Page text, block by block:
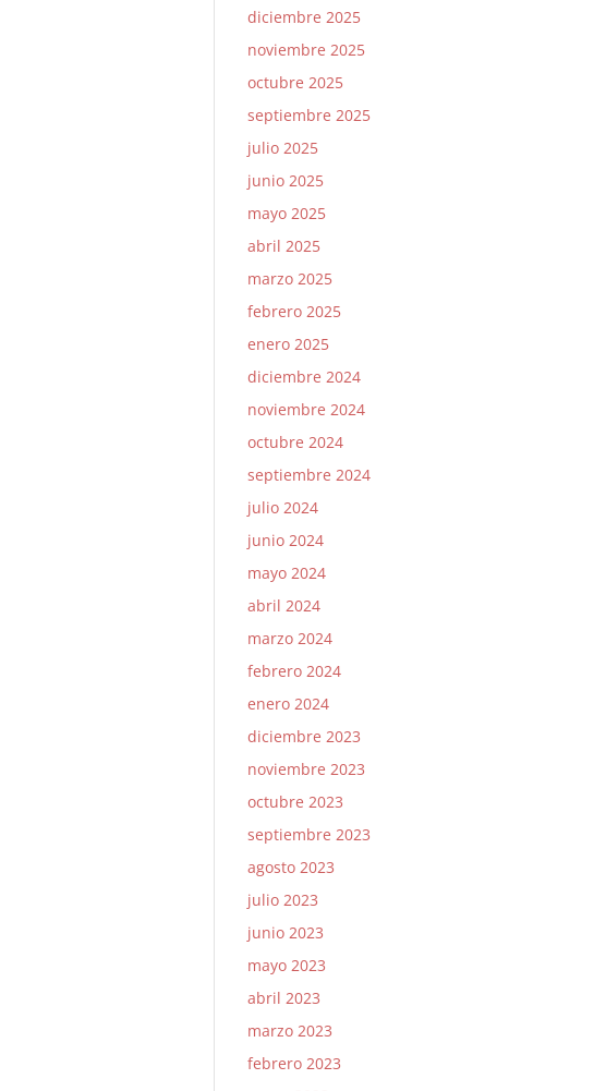
diciembre 2025
noviembre 2025
octubre 2025
septiembre 2025
julio 2025
junio 2025
mayo 2025
abril 2025
marzo 2025
febrero 2025
enero 2025
diciembre 2024
noviembre 2024
octubre 2024
septiembre 2024
julio 2024
junio 2024
mayo 2024
abril 2024
marzo 2024
febrero 2024
enero 2024
diciembre 2023
noviembre 2023
octubre 2023
septiembre 2023
agosto 2023
julio 2023
junio 2023
mayo 2023
abril 2023
marzo 2023
febrero 2023